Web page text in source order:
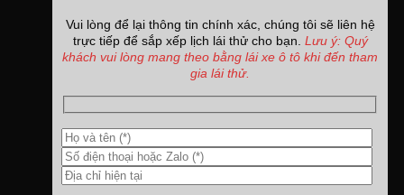
Vui lòng để lại thông tin chính xác, chúng tôi sẽ liên hệ
trực tiếp để sắp xếp lịch lái thử cho bạn. Lưu ý: Quý
khách vui lòng mang theo bằng lái xe ô tô khi đến tham
gia lái thử.